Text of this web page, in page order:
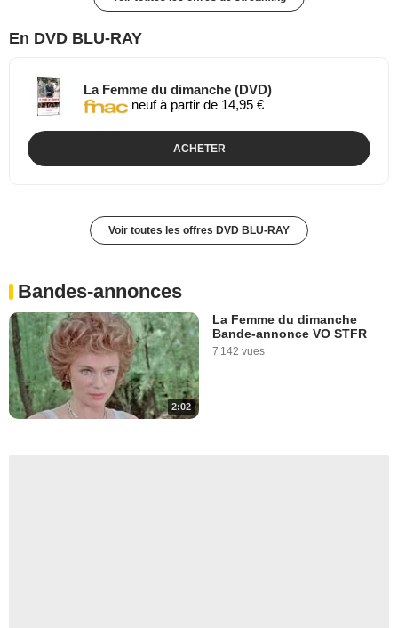
En DVD BLU-RAY
La Femme du dimanche (DVD)
neuf à partir de 14,95 €
ACHETER
Voir toutes les offres DVD BLU-RAY
Bandes-annonces
2:02
La Femme du dimanche
Bande-annonce VO STFR
7 142 vues